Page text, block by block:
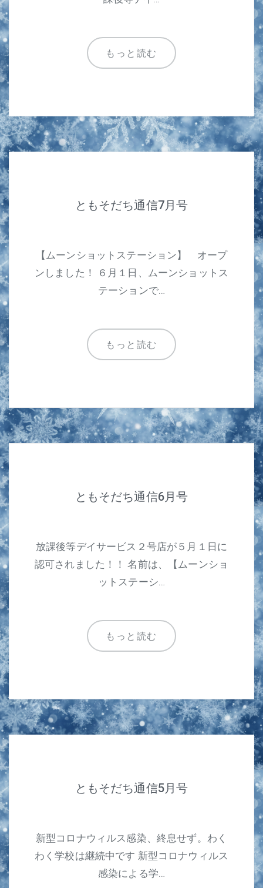
もっと読む
ともそだち通信7月号
【ムーンショットステーション】 オープ
ンしました！ ６月１日、ムーンショットス
テーションで…
もっと読む
ともそだち通信6月号
放課後等デイサービス２号店が５月１日に
認可されました！！ 名前は、【ムーンショ
ットステーシ…
もっと読む
ともそだち通信5月号
新型コロナウィルス感染、終息せず。わく
わく学校は継続中です 新型コロナウィルス
感染による学…